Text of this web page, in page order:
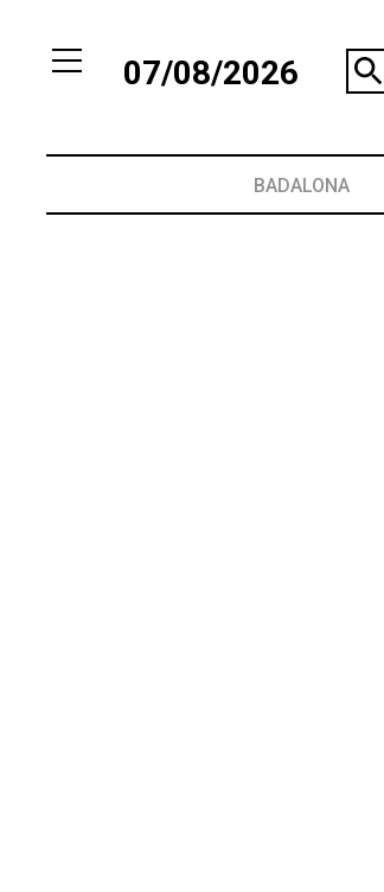
07/08/2026
BADALONA